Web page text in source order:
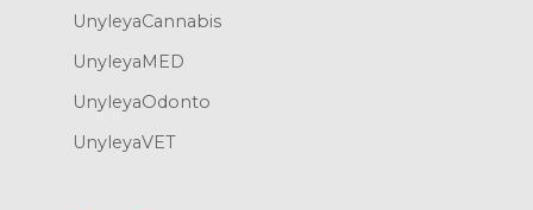
UnyleyaCannabis
UnyleyaMED
UnyleyaOdonto
UnyleyaVET